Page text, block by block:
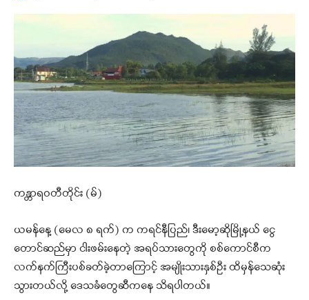
ကန္တာရဝတီတိုင်း (မ်)
ယမန်နေ့ (မေလ ၈ ရက်) က ကရင်နီပြည်၊ ဒီးမော့ဆိုမြို့နယ် ငွေ
တောင်ဆည်မှာ ငါးဖမ်းနေတဲ့ အရပ်သားတွေကို စစ်ကောင်စီက
လက်နက်ကြီးပစ်ခတ်ခဲ့တာကြောင့် အမျိုးသားနှစ်ဦး ထိမှန်သေဆုံး
သွားတယ်လို့ ဒေသခံတွေဆီကနေ သိရပါတယ်။